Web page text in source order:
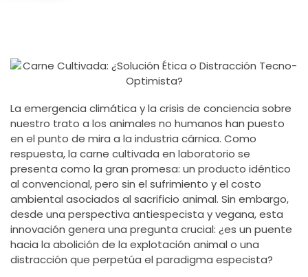
La emergencia climática y la crisis de conciencia sobre
nuestro trato a los animales no humanos han puesto
en el punto de mira a la industria cárnica. Como
respuesta, la carne cultivada en laboratorio se
presenta como la gran promesa: un producto idéntico
al convencional, pero sin el sufrimiento y el costo
ambiental asociados al sacrificio animal. Sin embargo,
desde una perspectiva antiespecista y vegana, esta
innovación genera una pregunta crucial: ¿es un puente
hacia la abolición de la explotación animal o una
distracción que perpetúa el paradigma especista?